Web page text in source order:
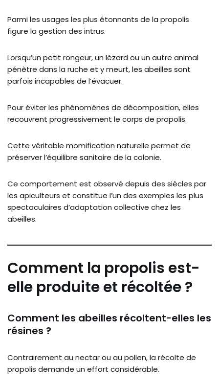
Parmi les usages les plus étonnants de la propolis
figure la gestion des intrus.
Lorsqu’un petit rongeur, un lézard ou un autre animal
pénètre dans la ruche et y meurt, les abeilles sont
parfois incapables de l’évacuer.
Pour éviter les phénomènes de décomposition, elles
recouvrent progressivement le corps de propolis.
Cette véritable momification naturelle permet de
préserver l’équilibre sanitaire de la colonie.
Ce comportement est observé depuis des siècles par
les apiculteurs et constitue l’un des exemples les plus
spectaculaires d’adaptation collective chez les
abeilles.
Comment la propolis est-
elle produite et récoltée ?
Comment les abeilles récoltent-elles les
résines ?
Contrairement au nectar ou au pollen, la récolte de
propolis demande un effort considérable.